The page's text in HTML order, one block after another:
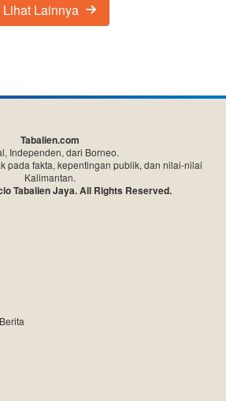
Lihat Lainnya
Tabalien.com
Independen, dari Borneo.
pada fakta, kepentingan publik, dan nilai-nilai
Kalimantan.
Tabalien Jaya. All Rights Reserved.